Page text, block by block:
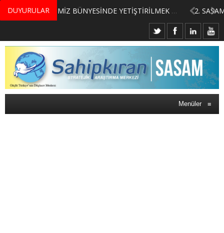
DUYURULAR MERKEZİMİZ BÜNYESİNDE YETİŞTİRİLMEK ÜZERE GÖNÜLLÜ ÜLKE MASASI UZMANI VE UZMAN ADAYLARI ARIYORUZ
Menüler ≡